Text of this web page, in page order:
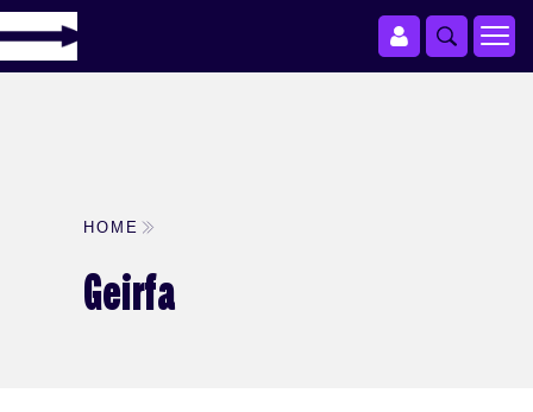
HOME
Geirfa